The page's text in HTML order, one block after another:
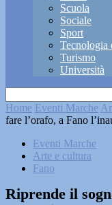
Scuola
Sociale
Sport
Tecnologia
Turismo
Università
Home Eventi Marche
fare l’orafo, a Fano
Eventi Marche
Arte e cultura
Fano
Riprende il